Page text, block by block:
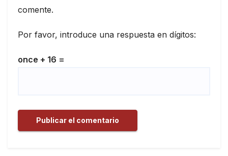
comente.
Por favor, introduce una respuesta en dígitos:
once + 16 =